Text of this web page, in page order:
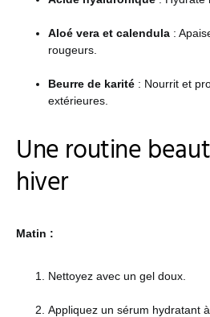
Aloé vera et calendula :
rougeurs.
Beurre de karité : Nourrit et
extérieures.
Une routine
hiver
Matin :
Nettoyez avec un gel doux.
Appliquez un sérum hydratant